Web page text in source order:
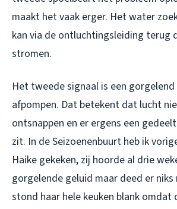
maakt het vaak erger. Het water
kan via de ontluchtingsleiding terug
stromen.
Het tweede signaal is een
afpompen. Dat betekent dat lucht
ontsnappen en er ergens een
zit. In de Seizoenenbuurt heb ik
Haike gekeken, zij hoorde al drie
gorgelende geluid maar deed er
stond haar hele keuken blank omdat